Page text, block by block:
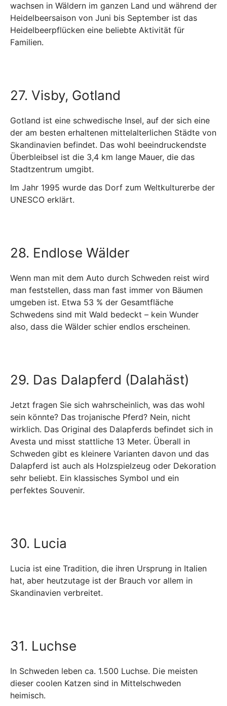
wachsen in Wäldern im ganzen Land und während der
Heidelbeersaison von Juni bis September ist das
Heidelbeerpflücken eine beliebte Aktivität für
Familien.
27. Visby, Gotland
Gotland ist eine schwedische Insel, auf der sich eine
der am besten erhaltenen mittelalterlichen Städte von
Skandinavien befindet. Das wohl beeindruckendste
Überbleibsel ist die 3,4 km lange Mauer, die das
Stadtzentrum umgibt.
Im Jahr 1995 wurde das Dorf zum Weltkulturerbe der
UNESCO erklärt.
28. Endlose Wälder
Wenn man mit dem Auto durch Schweden reist wird
man feststellen, dass man fast immer von Bäumen
umgeben ist. Etwa 53 % der Gesamtfläche
Schwedens sind mit Wald bedeckt – kein Wunder
also, dass die Wälder schier endlos erscheinen.
29. Das Dalapferd (Dalahäst)
Jetzt fragen Sie sich wahrscheinlich, was das wohl
sein könnte? Das trojanische Pferd? Nein, nicht
wirklich. Das Original des Dalapferds befindet sich in
Avesta und misst stattliche 13 Meter. Überall in
Schweden gibt es kleinere Varianten davon und das
Dalapferd ist auch als Holzspielzeug oder Dekoration
sehr beliebt. Ein klassisches Symbol und ein
perfektes Souvenir.
30. Lucia
Lucia ist eine Tradition, die ihren Ursprung in Italien
hat, aber heutzutage ist der Brauch vor allem in
Skandinavien verbreitet.
31. Luchse
In Schweden leben ca. 1.500 Luchse. Die meisten
dieser coolen Katzen sind in Mittelschweden
heimisch.